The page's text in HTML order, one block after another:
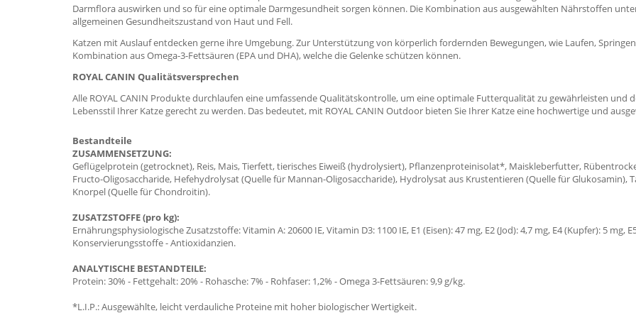
Darmflora auswirken und so für eine optimale Darmgesundheit sorgen können. Die Kombination aus ausgewählten Nährstoffen
allgemeinen Gesundheitszustand von Haut und Fell.
Katzen mit Auslauf entdecken gerne ihre Umgebung. Zur Unterstützung von körperlich fordernden Bewegungen, wie Laufen,
Kombination aus Omega-3-Fettsäuren (EPA und DHA), welche die Gelenke schützen können.
ROYAL CANIN Qualitätsversprechen
Alle ROYAL CANIN Produkte durchlaufen eine umfassende Qualitätskontrolle, um eine optimale Futterqualität zu gewährleisten und
Lebensstil Ihrer Katze gerecht zu werden. Das bedeutet, mit ROYAL CANIN Outdoor bieten Sie Ihrer Katze eine hochwertige und
Bestandteile
ZUSAMMENSETZUNG:
Geflügelprotein (getrocknet), Reis, Mais, Tierfett, tierisches Eiweiß (hydrolysiert), Pflanzenproteinisolat*, Maiskleberfutter,
Fructo-Oligosaccharide, Hefehydrolysat (Quelle für Mannan-Oligosaccharide), Hydrolysat aus Krustentieren (Quelle für Glukosamin),
Knorpel (Quelle für Chondroitin).
ZUSATZSTOFFE (pro kg):
Ernährungsphysiologische Zusatzstoffe: Vitamin A: 20600 IE, Vitamin D3: 1100 IE, E1 (Eisen): 47 mg, E2 (Jod): 4,7 mg, E4 (Kupfer): 5 mg,
Konservierungsstoffe - Antioxidanzien.
ANALYTISCHE BESTANDTEILE:
Protein: 30% - Fettgehalt: 20% - Rohasche: 7% - Rohfaser: 1,2% - Omega 3-Fettsäuren: 9,9 g/kg.
*L.I.P.: Ausgewählte, leicht verdauliche Proteine mit hoher biologischer Wertigkeit.